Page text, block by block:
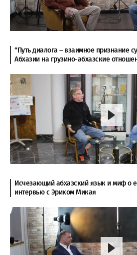
“Путь диалога – взаимное признание
Абхазии на грузино-абхазские
Исчезающий абхазский язык и миф о
интервью с Эриком Микая